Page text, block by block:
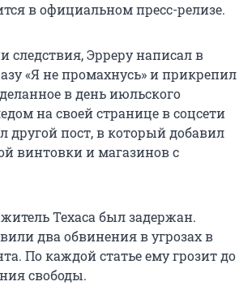
в официальном пресс-релизе.
Эрреру написал в
«Я не промахнусь» и прикрепил
в день июльского
на своей странице в соцсети
другой пост, в который добавил
винтовки и магазинов с
Техаса был задержан.
два обвинения в угрозах в
По каждой статье ему грозит до
свободы.